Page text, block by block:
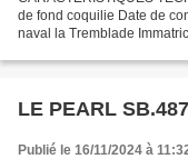
de fond coquilie Date de
naval la Tremblade
LE PEARL
Publié le 16/11/2024 à